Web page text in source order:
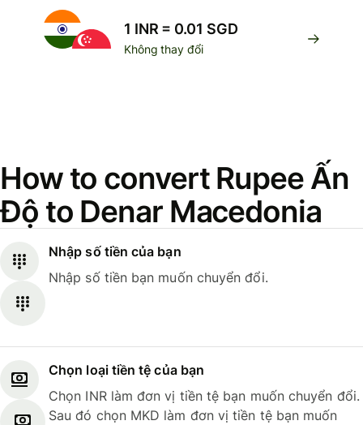
1 INR = 0.01 SGD
Không thay đổi
How to convert Rupee Ấn
Độ to Denar Macedonia
Nhập số tiền của bạn
Nhập số tiền bạn muốn chuyển đổi.
Chọn loại tiền tệ của bạn
Chọn INR làm đơn vị tiền tệ bạn muốn chuyển đổi.
Sau đó chọn MKD làm đơn vị tiền tệ bạn muốn